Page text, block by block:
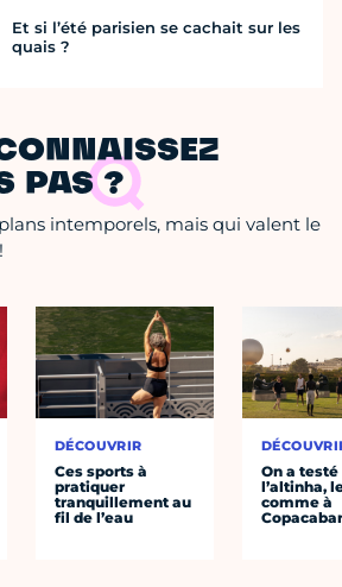
Et si l’été parisien se cachait sur les
quais ?
PAS ?
intemporels, mais qui valent le
DÉCOUVRIR
Ces sports à
pratiquer
tranquillement au
fil de l’eau
On a testé
l’altinha,
comme à